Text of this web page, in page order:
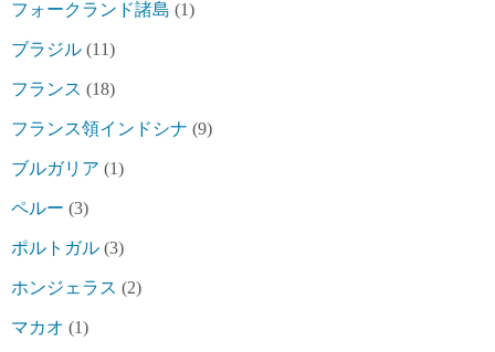
フォークランド諸島 (1)
ブラジル (11)
フランス (18)
フランス領インドシナ (9)
ブルガリア (1)
ペルー (3)
ポルトガル (3)
ホンジェラス (2)
マカオ (1)